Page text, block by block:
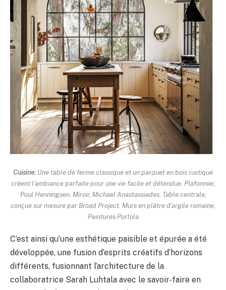
Cuisine: Une table de ferme classique et un parquet en bois rustique
créent l’ambiance parfaite pour une vie facile et détendue. Plafonnier,
Poul Henningsen. Miroir, Michael Anastassiades. Table centrale,
conçue sur mesure par Broad Project. Murs en plâtre d’argile romaine,
Peintures Portola
C’est ainsi qu’une esthétique paisible et épurée a été
développée, une fusion d’esprits créatifs d’horizons
différents, fusionnant l’architecture de la
collaboratrice Sarah Luhtala avec le savoir-faire en